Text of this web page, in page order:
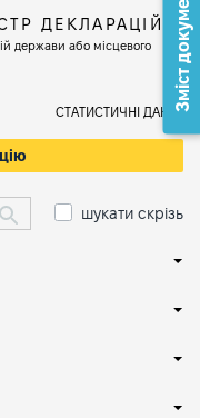
ДЕКЛАРАЦІЙ
держави або місцевого
СТАТИСТИЧНІ ДАНІ
шукати скрізь
Зміст документа